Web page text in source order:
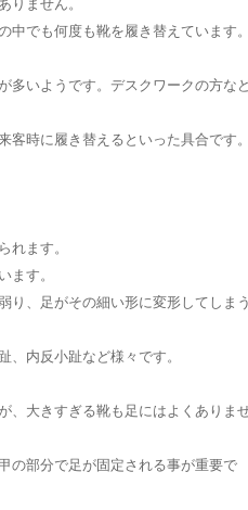
りません。
でも何度も靴を履き替えています。
多いようです。デスクワークの方な
時に履き替えるといった具合です。
れます。
ます。
り、足がその細い形に変形してしまう
内反小趾など様々です。
、大きすぎる靴も足にはよくありま
部分で足が固定される事が重要で